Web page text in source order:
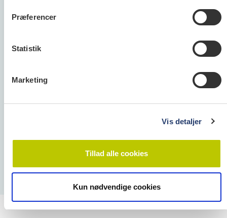
Præferencer
Statistik
Marketing
Vis detaljer
Tillad alle cookies
Kun nødvendige cookies
1256 København K
E-mail:info@tandlaegeforeningen.dk